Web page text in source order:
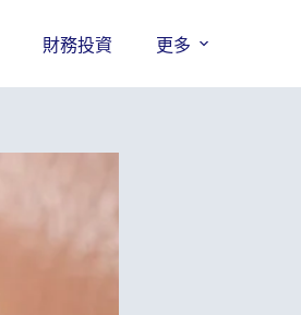
財務投資 更多